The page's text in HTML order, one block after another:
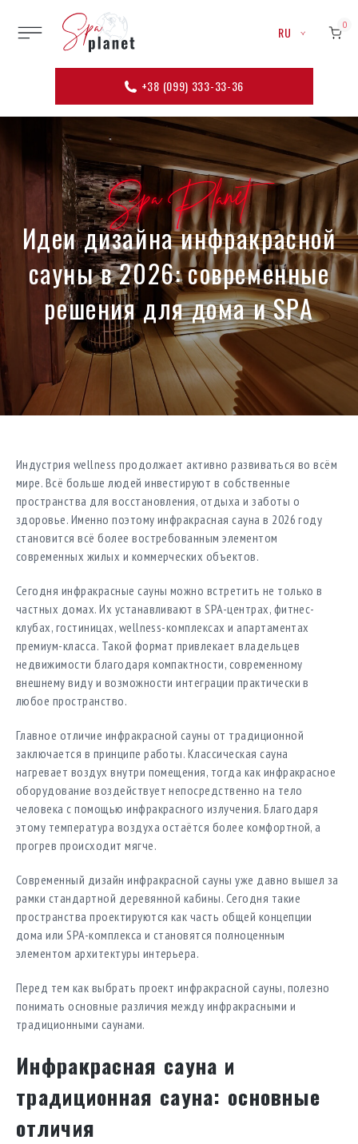
+38 (099) 333-33-36
RU 0
Spa Planet
Идеи дизайна инфракрасной
сауны в 2026: современные
решения для дома и SPA
Индустрия wellness продолжает активно развиваться во всём
мире. Всё больше людей инвестируют в собственные
пространства для восстановления, отдыха и заботы о
здоровье. Именно поэтому инфракрасная сауна в 2026 году
становится всё более востребованным элементом
современных жилых и коммерческих объектов.
Сегодня инфракрасные сауны можно встретить не только в
частных домах. Их устанавливают в SPA-центрах, фитнес-
клубах, гостиницах, wellness-комплексах и апартаментах
премиум-класса. Такой формат привлекает владельцев
недвижимости благодаря компактности, современному
внешнему виду и возможности интеграции практически в
любое пространство.
Главное отличие инфракрасной сауны от традиционной
заключается в принципе работы. Классическая сауна
нагревает воздух внутри помещения, тогда как инфракрасное
оборудование воздействует непосредственно на тело
человека с помощью инфракрасного излучения. Благодаря
этому температура воздуха остаётся более комфортной, а
прогрев происходит мягче.
Современный дизайн инфракрасной сауны уже давно вышел за
рамки стандартной деревянной кабины. Сегодня такие
пространства проектируются как часть общей концепции
дома или SPA-комплекса и становятся полноценным
элементом архитектуры интерьера.
Перед тем как выбрать проект инфракрасной сауны, полезно
понимать основные различия между инфракрасными и
традиционными саунами.
Инфракрасная сауна и
традиционная сауна: основные
отличия